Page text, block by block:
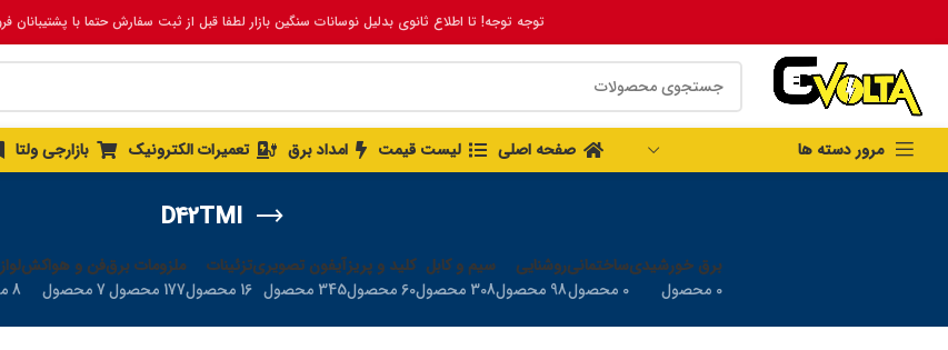
توجه توجه! تا اطلاع ثانوی بدلیل نوسانات سنگین بازار لطفا قبل از ثبت سفارش حتما با
مرور دسته ها صفحه اصلی لیست قیمت امداد برق تعمیرات الکترونیک بازارجی ولتا
D42TMI
برق خورشیدی
0 محصول
ساختمانی
0 محصول
روشنایی
98 محصول
سیم و کابل
308 محصول
کلید و پریز
60 محصول
آیفون تصویری
345 محصول
تزئینات
16 محصول
ملزومات برق
177 محصول
فن و هواکش
7 محصول
8 محصول